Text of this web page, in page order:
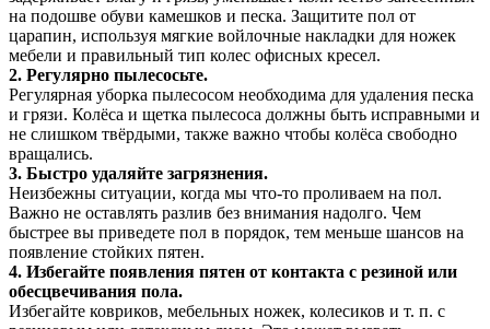
на подошве обуви камешков и песка. Защитите пол от
царапин, используя мягкие войлочные накладки для ножек
мебели и правильный тип колес офисных кресел.
2. Регулярно пылесосьте.
Регулярная уборка пылесосом необходима для удаления песка
и грязи. Колёса и щетка пылесоса должны быть исправными и
не слишком твёрдыми, также важно чтобы колёса свободно
вращались.
3. Быстро удаляйте загрязнения.
Неизбежны ситуации, когда мы что-то проливаем на пол.
Важно не оставлять разлив без внимания надолго. Чем
быстрее вы приведете пол в порядок, тем меньше шансов на
появление стойких пятен.
4. Избегайте появления пятен от контакта с резиной или
обесцвечивания пола.
Избегайте ковриков, мебельных ножек, колесиков и т. п. с